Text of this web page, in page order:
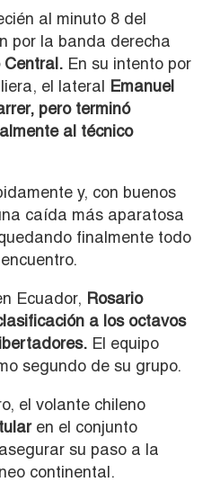
al minuto 8 del
por la banda derecha
Central. En su intento por
el lateral Emanuel
pero terminó
al técnico
y, con buenos
caída más aparatosa
finalmente todo
Ecuador, Rosario
a los octavos
El equipo
segundo de su grupo.
el volante chileno
en el conjunto
su paso a la
continental.